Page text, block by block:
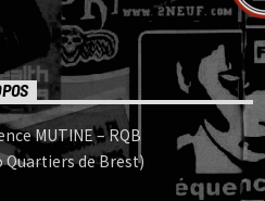
MUTINE – RQB
Quartiers de Brest)